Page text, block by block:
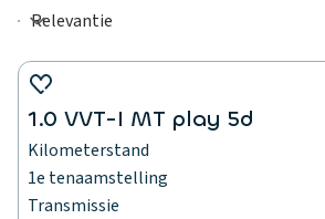
1.0 VVT-I MT play 5d
Kilometerstand
1e tenaamstelling
Transmissie